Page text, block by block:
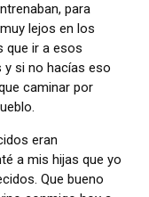
para
lejos en los
que ir a esos
y si no hacías eso
caminar por
eran
a mis hijas que yo
Que bueno